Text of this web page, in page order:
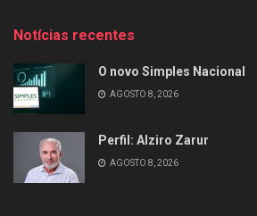
Notícias recentes
O novo Simples Nacional
AGOSTO 8, 2026
Perfil: Alziro Zarur
AGOSTO 8, 2026